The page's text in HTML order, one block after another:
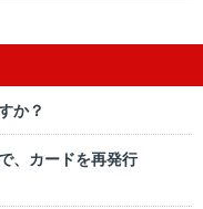
か？
、カードを再発行